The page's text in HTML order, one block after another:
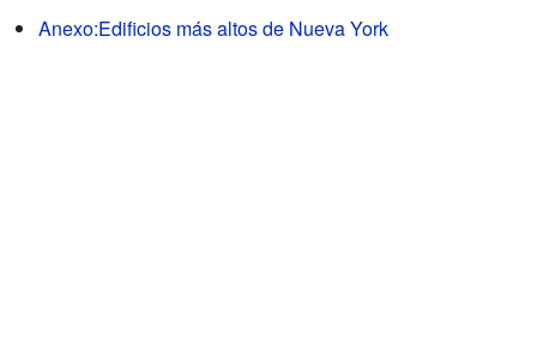
Anexo:Edificios más altos de Nueva York